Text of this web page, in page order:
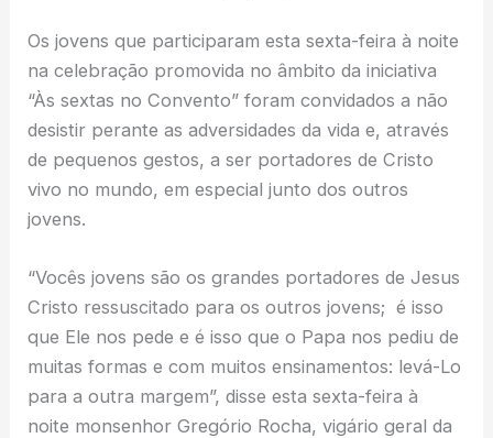
Os jovens que participaram esta sexta-feira à noite
na celebração promovida no âmbito da iniciativa
“Às sextas no Convento” foram convidados a não
desistir perante as adversidades da vida e, através
de pequenos gestos, a ser portadores de Cristo
vivo no mundo, em especial junto dos outros
jovens.
“Vocês jovens são os grandes portadores de Jesus
Cristo ressuscitado para os outros jovens; é isso
que Ele nos pede e é isso que o Papa nos pediu de
muitas formas e com muitos ensinamentos: levá-Lo
para a outra margem”, disse esta sexta-feira à
noite monsenhor Gregório Rocha, vigário geral da